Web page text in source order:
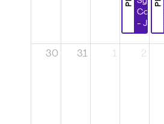
- Jour
30 31 1 2